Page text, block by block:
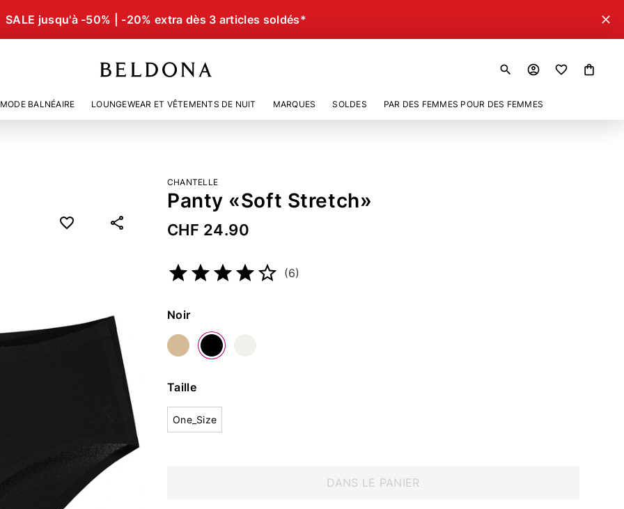
SALE jusqu'à -50% | -20% extra dès 3 articles soldés* close
search account_circle shopping_bag
MODE BALNÉAIRE LOUNGEWEAR ET VÊTEMENTS DE NUIT MARQUES SOLDES PAR DES FEMMES POUR DES FEMMES
CHANTELLE
Panty «Soft Stretch»
CHF 24.90
(6)
Couleur
Noir
Taille
One_Size
DANS LE PANIER